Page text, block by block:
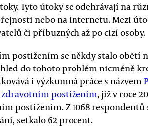
Tyto útoky se odehrávají na
nebo na internetu. Mezi
či příbuzných až po cizí osoby.
postižením se někdy stalo obětí
do tohoto problém nicméně
i výzkumná práce s názvem
postižením, již v roce
postižením. Z 1068
setkalo 62 procent.